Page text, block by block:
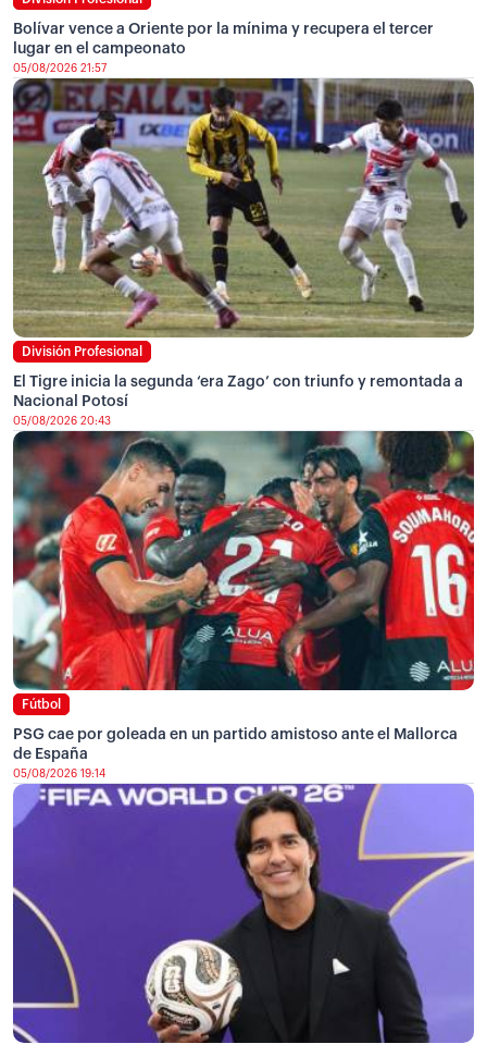
Bolívar vence a Oriente por la mínima y recupera el tercer
lugar en el campeonato
05/08/2026 21:57
División Profesional
El Tigre inicia la segunda ‘era Zago’ con triunfo y remontada a
Nacional Potosí
05/08/2026 20:43
Fútbol
PSG cae por goleada en un partido amistoso ante el Mallorca
de España
05/08/2026 19:14